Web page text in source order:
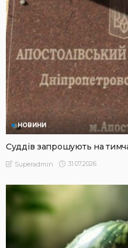
НОВИНИ
Суддів запрошують на
Superadmin 31.07.2026